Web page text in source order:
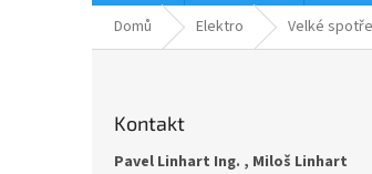
Domů
Elektro Velké
Kontakt
Pavel Linhart Ing. , Miloš Linhart